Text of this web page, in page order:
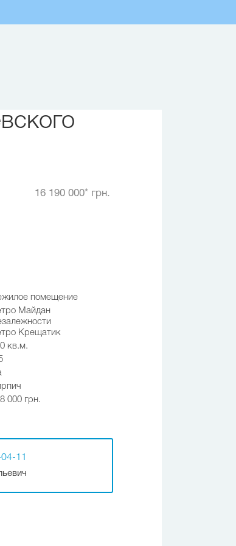
16 190 000* грн.
помещение
Майдан
Крещатик
кв.м.
000 грн.
11